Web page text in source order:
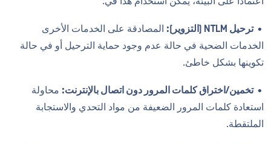
•ترحيل NTLM (التزوير):
المصادقة على الخدمات الأخرى
الخدمات الضحية في حالة عدم وجود حماية الترحيل أو في حالة
تكوينها بشكل خاطئ.
•تخمين/اختراق كلمات المرور دون اتصال بالإنترنت: محاولة
استعادة كلمات المرور الضعيفة من مواد التحدي والاستجابة
الملتقطة.